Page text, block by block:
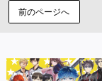
前のページへ